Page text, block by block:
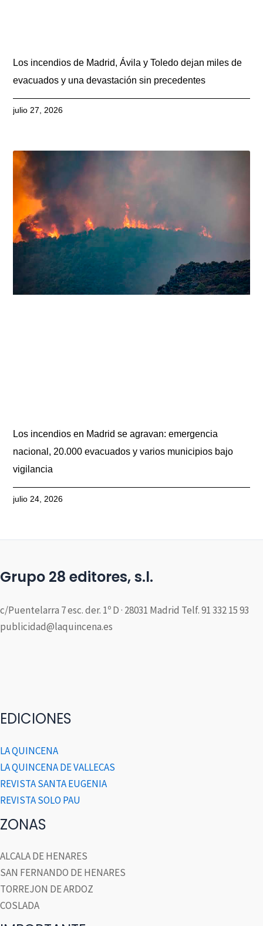
Los incendios de Madrid, Ávila y Toledo dejan miles de
evacuados y una devastación sin precedentes
julio 27, 2026
Los incendios en Madrid se agravan: emergencia
nacional, 20.000 evacuados y varios municipios bajo
vigilancia
julio 24, 2026
Grupo 28 editores, s.l.
c/Puentelarra 7 esc. der. 1º D · 28031 Madrid Telf. 91 332 15 93
publicidad@laquincena.es
EDICIONES
LA QUINCENA
LA QUINCENA DE VALLECAS
REVISTA SANTA EUGENIA
REVISTA SOLO PAU
ZONAS
ALCALA DE HENARES
SAN FERNANDO DE HENARES
TORREJON DE ARDOZ
COSLADA